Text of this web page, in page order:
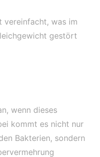
vereinfacht, was im
gestört
wenn dieses
kommt es nicht nur
Bakterien, sondern